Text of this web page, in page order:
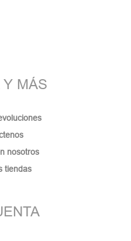
Y MÁS
nosotros
tiendas